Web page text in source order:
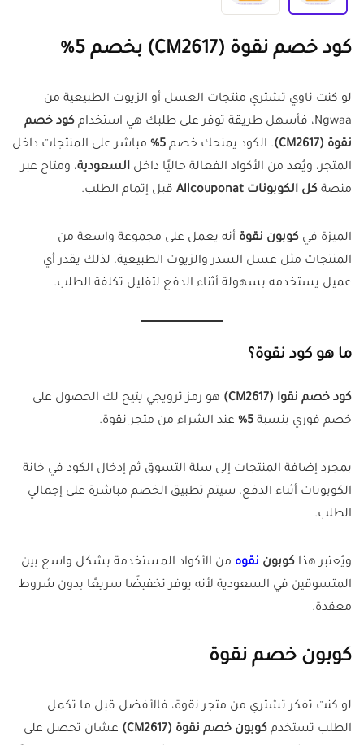
كود خصم نقوة (CM2617) بخصم 5%
لو كنت ناوي تشتري منتجات العسل أو الزيوت الطبيعية من
Ngwaa، فأسهل طريقة توفر على طلبك هي استخدام
كود خصم
نقوة (CM2617)
. الكود يمنحك خصم 5%
مباشر على المنتجات داخل
المتجر، ويُعد من الأكواد الفعالة حاليًا داخل السعودية، ومتاح عبر
منصة كل الكوبونات Allcouponat قبل إتمام الطلب.
الميزة في كوبون نقوة أنه يعمل على مجموعة واسعة من
المنتجات مثل عسل السدر والزيوت الطبيعية، لذلك يقدر أي
عميل يستخدمه بسهولة أثناء الدفع لتقليل تكلفة الطلب.
ما هو كود نقوة؟
كود خصم نقوا (CM2617)
هو رمز ترويجي يتيح لك الحصول على
خصم فوري بنسبة 5% عند الشراء من متجر نقوة.
بمجرد إضافة المنتجات إلى سلة التسوق ثم إدخال الكود في خانة
الكوبونات أثناء الدفع، سيتم تطبيق الخصم مباشرة على إجمالي
الطلب.
ويُعتبر هذا كوبون نقوه من الأكواد المستخدمة بشكل واسع بين
المتسوقين في السعودية لأنه يوفر تخفيضًا سريعًا بدون شروط
معقدة.
كوبون خصم نقوة
لو كنت تفكر تشتري من متجر نقوة، فالأفضل قبل ما تكمل
الطلب تستخدم كوبون خصم نقوة (CM2617)
عشان تحصل على